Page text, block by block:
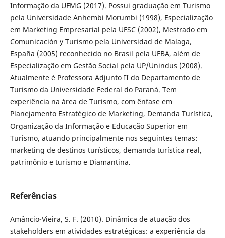
Informação da UFMG (2017). Possui graduação em Turismo
pela Universidade Anhembi Morumbi (1998), Especialização
em Marketing Empresarial pela UFSC (2002), Mestrado em
Comunicación y Turismo pela Universidad de Malaga,
España (2005) reconhecido no Brasil pela UFBA, além de
Especialização em Gestão Social pela UP/Unindus (2008).
Atualmente é Professora Adjunto II do Departamento de
Turismo da Universidade Federal do Paraná. Tem
experiência na área de Turismo, com ênfase em
Planejamento Estratégico de Marketing, Demanda Turística,
Organização da Informação e Educação Superior em
Turismo, atuando principalmente nos seguintes temas:
marketing de destinos turísticos, demanda turística real,
patrimônio e turismo e Diamantina.
Referências
Amâncio-Vieira, S. F. (2010). Dinâmica de atuação dos
stakeholders em atividades estratégicas: a experiência da